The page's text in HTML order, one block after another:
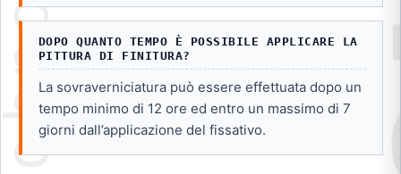
DOPO QUANTO TEMPO È POSSIBILE APPLICARE LA
PITTURA DI FINITURA?
La sovraverniciatura può essere effettuata dopo un
tempo minimo di 12 ore ed entro un massimo di 7
giorni dall’applicazione del fissativo.